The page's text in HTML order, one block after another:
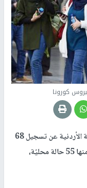
كشفت وزارة الصحة الأردنية عن تسجيل 68
إصابة جديدة بفيروس كورونا، اليوم الجمعة، منها 55 حالة محليّة،